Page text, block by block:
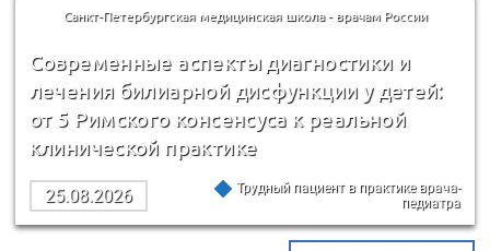
Санкт-Петербургская медицинская школа - врачам России
Современные аспекты диагностики и
лечения билиарной дисфункции у детей:
от 5 Римского консенсуса к реальной
клинической практике
25.08.2026
Трудный пациент в практике врача-
педиатра